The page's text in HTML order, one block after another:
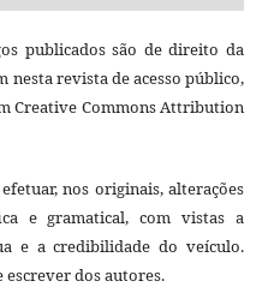
publicados são de direito da
nesta revista de acesso público,
Creative Commons Attribution
nos originais, alterações
e gramatical, com vistas a
e a credibilidade do veículo.
escrever dos autores.